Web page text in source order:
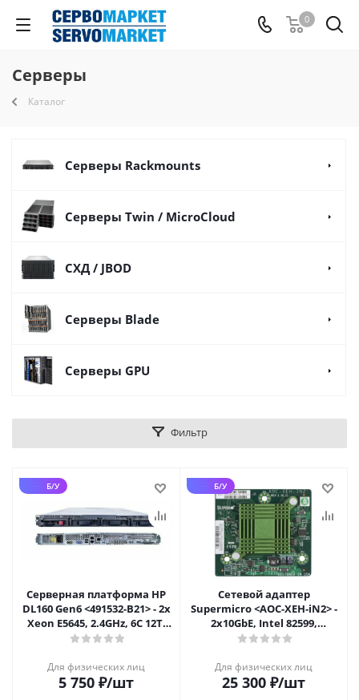
0
Серверы
Каталог
Серверы Rackmounts
Серверы Twin / MicroCloud
СХД / JBOD
Cерверы Blade
Cерверы GPU
Фильтр
Б/У
Серверная платформа HP
DL160 Gen6 <491532-B21> - 2x
Xeon E5645, 2.4GHz, 6C 12T,
LGA1366
Для физических лиц
5 750 ₽/шт
Б/У
Сетевой адаптер
Supermicro <AOC-XEH-iN2> -
2x10GbE, Intel 82599,
Mezzanine
Для физических лиц
25 300 ₽/шт